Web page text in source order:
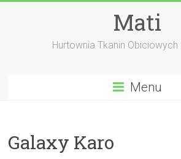
Mati
Hurtownia Tkanin
Menu
Galaxy Karo